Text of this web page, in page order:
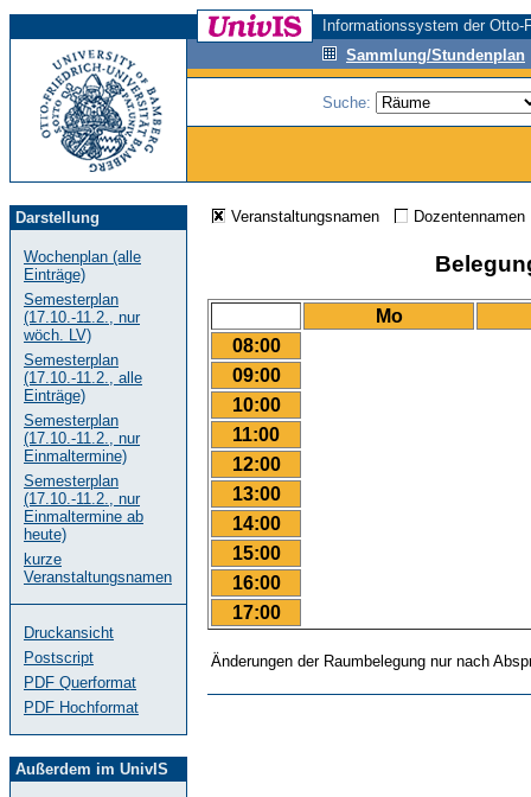
Informationssystem der
Sammlung/Stundenplan
Suche:
Darstellung
Wochenplan (alle
Einträge)
Semesterplan
(17.10.-11.2., nur
wöch. LV)
Semesterplan
(17.10.-11.2., alle
Einträge)
Semesterplan
(17.10.-11.2., nur
Einmaltermine)
Semesterplan
(17.10.-11.2., nur
Einmaltermine ab
heute)
kurze
Veranstaltungsnamen
Druckansicht
Postscript
PDF Querformat
PDF Hochformat
Außerdem im UnivIS
Veranstaltungsnamen
Mo
08:00
09:00
10:00
11:00
12:00
13:00
14:00
15:00
16:00
17:00
Änderungen der Raumbelegung nur nach